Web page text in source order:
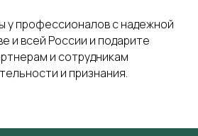
у профессионалов с надежной
и всей России и подарите
и сотрудникам
и признания.